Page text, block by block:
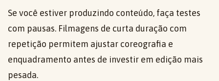
Se você estiver produzindo conteúdo, faça testes
com pausas. Filmagens de curta duração com
repetição permitem ajustar coreografia e
enquadramento antes de investir em edição mais
pesada.